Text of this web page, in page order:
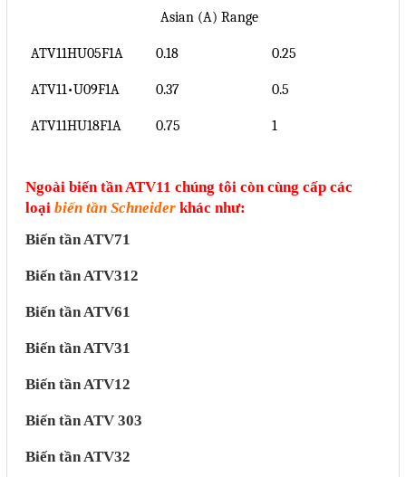
Asian (A) Range
ATV11HU05F1A 0.18 0.25
ATV11•U09F1A 0.37 0.5
ATV11HU18F1A 0.75 1
Ngoài biến tần ATV11 chúng tôi còn cùng cấp các
loại biến tần Schneider khác như:
Biến tần ATV71
Biến tần ATV312
Biến tần ATV61
Biến tần ATV31
Biến tần ATV12
Biến tần ATV 303
Biến tần ATV32